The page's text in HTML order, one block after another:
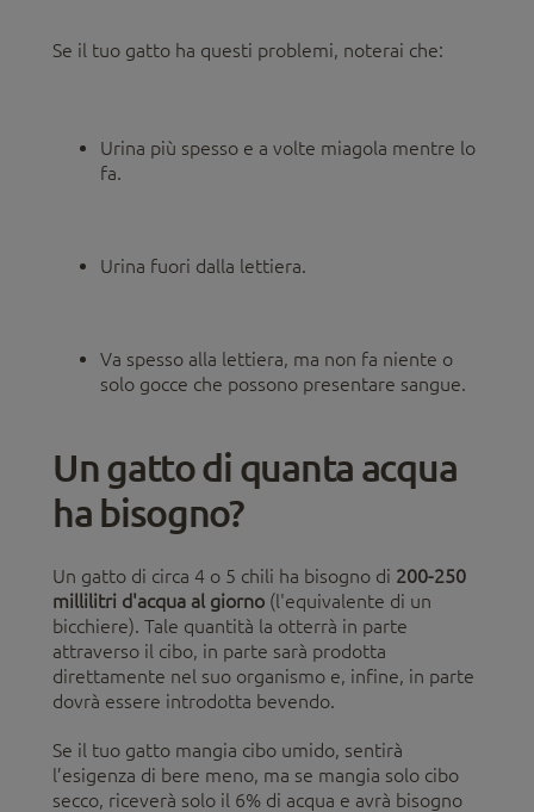
Se il tuo gatto ha questi problemi, noterai che:
Urina più spesso e a volte miagola mentre lo
fa.
Urina fuori dalla lettiera.
Va spesso alla lettiera, ma non fa niente o
solo gocce che possono presentare sangue.
Un gatto di quanta acqua
ha bisogno?
Un gatto di circa 4 o 5 chili ha bisogno di 200-250
millilitri d'acqua al giorno (l'equivalente di un
bicchiere). Tale quantità la otterrà in parte
attraverso il cibo, in parte sarà prodotta
direttamente nel suo organismo e, infine, in parte
dovrà essere introdotta bevendo.
Se il tuo gatto mangia cibo umido, sentirà
l’esigenza di bere meno, ma se mangia solo cibo
secco, riceverà solo il 6% di acqua e avrà bisogno